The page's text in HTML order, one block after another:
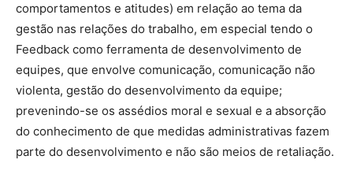
comportamentos e atitudes) em relação ao tema da
gestão nas relações do trabalho, em especial tendo o
Feedback como ferramenta de desenvolvimento de
equipes, que envolve comunicação, comunicação não
violenta, gestão do desenvolvimento da equipe;
prevenindo-se os assédios moral e sexual e a absorção
do conhecimento de que medidas administrativas fazem
parte do desenvolvimento e não são meios de retaliação.